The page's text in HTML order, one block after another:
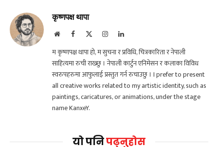
कृष्णपक्ष थापा
WebsiteFacebook InstagramLinkedIn
म कृष्णपक्ष थापा हो, म सुचना र प्रविधि, चित्रकारिता र नेपाली
साहित्यमा रुची राख्छु । नेपाली कार्टुन एनिमेसन र कलाका विविध
स्वरुपहरुमा आफुलाई प्रस्तुत गर्न रुचाउछु । I prefer to present
all creative works related to my artistic identity, such as
paintings, caricatures, or animations, under the stage
name KanxeY.
यो पनिपढ्नुहोस